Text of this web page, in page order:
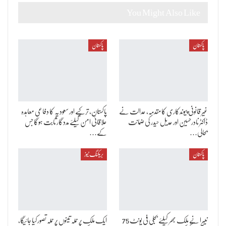
پاکستان
غیر قانونی پیوندکاری کا مقدمہ، عدالت نے
ڈاکٹر نادرحسین اور عدیل حیدر کی ضمانت
بحالی…
پاکستان
پاکستان، ترکیے اور سعودیہ کا دفاعی معاہدہ
علاقائی امن کیلئے مددگار ثابت ہوگا جس
کے…
پاکستان
نیپرا نے ملک بھر کیلئے بجلی فی یونٹ 75
بریکنگ نیوز
ایک ملک پر حملہ تینوں پر حملہ تصور کیا جائیگا،